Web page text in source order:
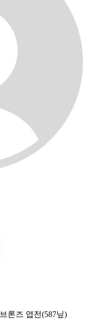
브론즈 엽전(587닢)